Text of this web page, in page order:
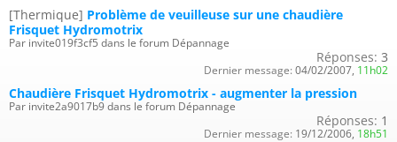
[Thermique] Problème de veuilleuse sur une chaudière
Frisquet Hydromotrix
Par invite019f3cf5 dans le forum Dépannage
Réponses: 3
Dernier message: 04/02/2007, 11h02
Chaudière Frisquet Hydromotrix - augmenter la pression
Par invite2a9017b9 dans le forum Dépannage
Réponses: 1
Dernier message: 19/12/2006, 18h51